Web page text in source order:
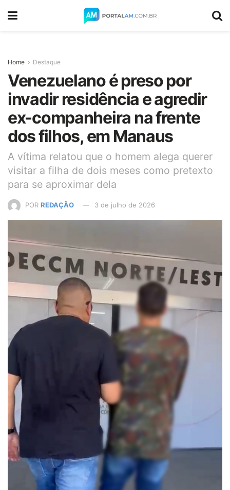
Home Destaque
Venezuelano é preso por
invadir residência e agredir
ex-companheira na frente
dos filhos, em Manaus
A vítima relatou que o homem alega querer
visitar a filha de dois meses como pretexto
para se aproximar dela
POR REDAÇÃO 3 de julho de 2026